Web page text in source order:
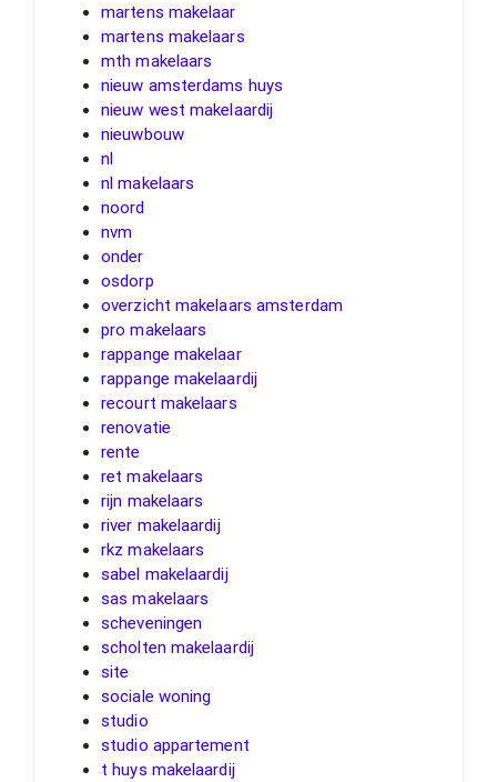
martens makelaar
martens makelaars
mth makelaars
nieuw amsterdams huys
nieuw west makelaardij
nieuwbouw
nl
nl makelaars
noord
nvm
onder
osdorp
overzicht makelaars amsterdam
pro makelaars
rappange makelaar
rappange makelaardij
recourt makelaars
renovatie
rente
ret makelaars
rijn makelaars
river makelaardij
rkz makelaars
sabel makelaardij
sas makelaars
scheveningen
scholten makelaardij
site
sociale woning
studio
studio appartement
t huys makelaardij